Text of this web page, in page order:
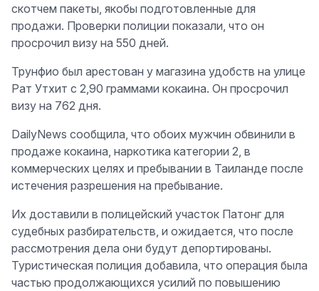
скотчем пакеты, якобы подготовленные для
продажи. Проверки полиции показали, что он
просрочил визу на 550 дней.
Трунфио был арестован у магазина удобств на улице
Рат Утхит с 2,90 граммами кокаина. Он просрочил
визу на 762 дня.
DailyNews сообщила, что обоих мужчин обвинили в
продаже кокаина, наркотика категории 2, в
коммерческих целях и пребывании в Таиланде после
истечения разрешения на пребывание.
Их доставили в полицейский участок Патонг для
судебных разбирательств, и ожидается, что после
рассмотрения дела они будут депортированы.
Туристическая полиция добавила, что операция была
частью продолжающихся усилий по повышению